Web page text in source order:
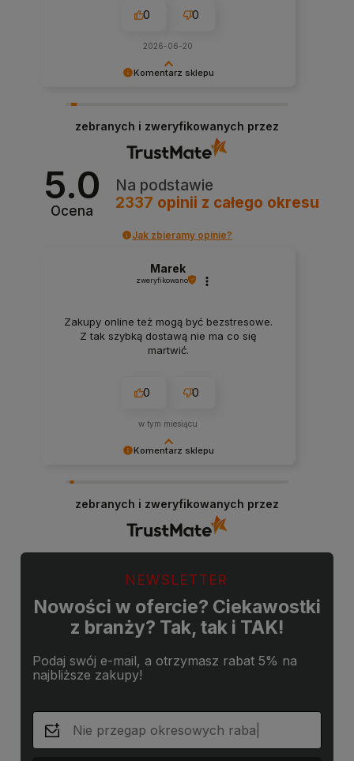
Komentarz sklepu
klientów takich jak Ty i jesteśmy zadowoleni, że
nam się udało. Mamy nadzieję, że do nas wrócisz
0 0
2026-06-20
zebranych i zweryfikowanych przez
5.0
Ocena
Na podstawie
2337 opinii z całego okresu
Jak zbieramy opinie?
Komentarz sklepu
jak Ty. Z pozdrowieniami, obsługa sklepu.
Marek
zweryfikowano
Zakupy online też mogą być bezstresowe.
Z tak szybką dostawą nie ma co się
martwić.
0 0
w tym miesiącu
zebranych i zweryfikowanych przez
NEWSLETTER
Nowości w ofercie? Ciekawostki
z branży? Tak, tak i TAK!
Podaj swój e-mail, a otrzymasz rabat 5% na
najbliższe zakupy!